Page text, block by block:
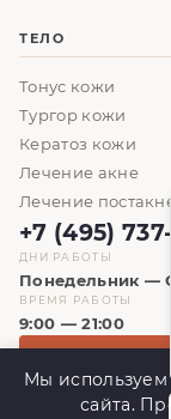
ТЕЛО
Тонус кожи
Тургор кожи
Кератоз кожи
Лечение акне
Лечение постакне
+7 (495) 737-
ДНИ РАБОТЫ
Понедельник —
ВРЕМЯ РАБОТЫ
9:00 — 21:00
Мы
сайта.